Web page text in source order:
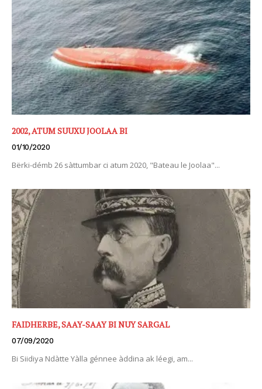
2002, ATUM SUUXU JOOLAA BI
01/10/2020
Bërki-démb 26 sàttumbar ci atum 2020, "Bateau le Joolaa"...
FAIDHERBE, SAAY-SAAY BI NUY SARGAL
07/09/2020
Bi Siidiya Ndàtte Yàlla génnee àddina ak léegi, am...